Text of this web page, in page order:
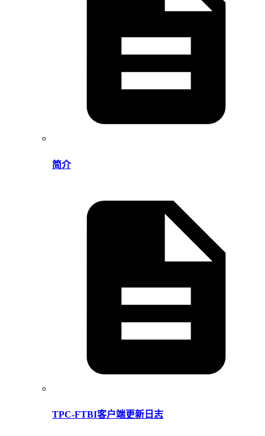
简介
TPC-FTBI客户端更新日志